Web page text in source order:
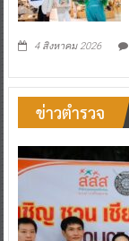
4 สิงหาคม 2026
ข่าวตำรวจ